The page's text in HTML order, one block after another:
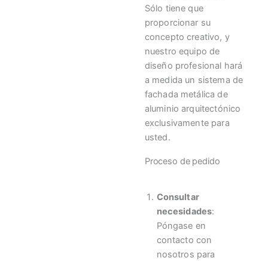
Sólo tiene que
proporcionar su
concepto creativo, y
nuestro equipo de
diseño profesional hará
a medida un sistema de
fachada metálica de
aluminio arquitectónico
exclusivamente para
usted.
Proceso de pedido
Consultar
necesidades:
Póngase en
contacto con
nosotros para